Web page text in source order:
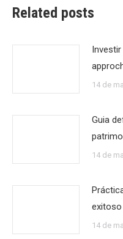
Related posts
14 de
Guia
14 de
14 de